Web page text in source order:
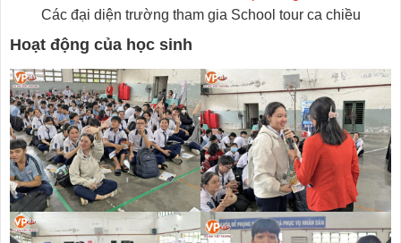
Các đại diện trường tham gia School tour ca chiều
Hoạt động của học sinh